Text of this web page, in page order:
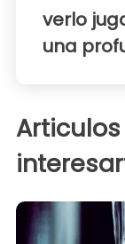
verlo
una